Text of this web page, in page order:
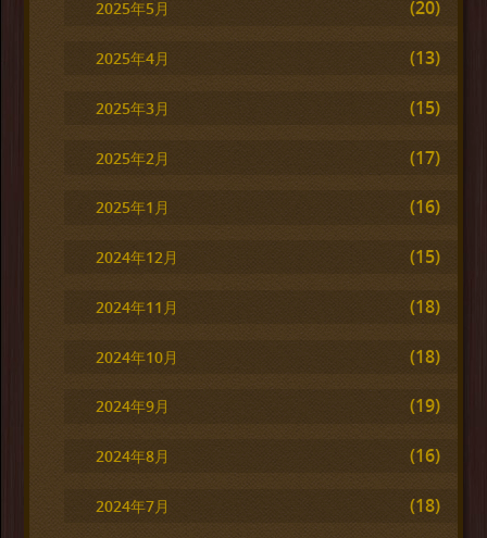
2025年5月 (20)
2025年4月 (13)
2025年3月 (15)
2025年2月 (17)
2025年1月 (16)
2024年12月 (15)
2024年11月 (18)
2024年10月 (18)
2024年9月 (19)
2024年8月 (16)
2024年7月 (18)